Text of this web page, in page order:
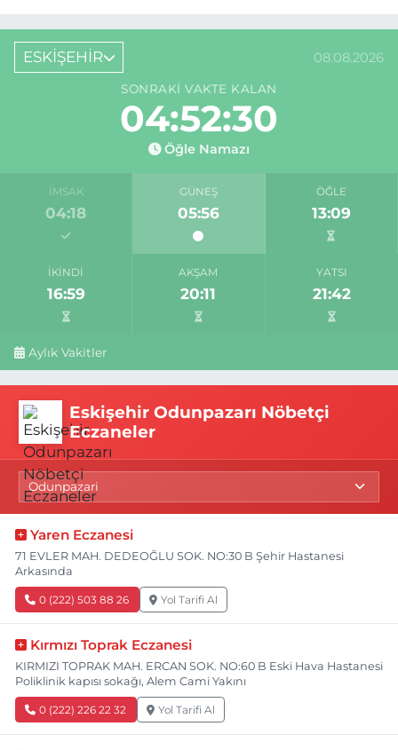
ESKİŞEHİR 08.08.2026
SONRAKI VAKTE KALAN
04:52:30
Öğle Namazı
İMSAK
04:18
GÜNEŞ
05:56
ÖĞLE
13:09
İKINDI
16:59
AKŞAM
20:11
YATSI
21:42
Aylık Vakitler
Eskişehir Odunpazarı Nöbetçi
Eczaneler
Yaren Eczanesi
71 EVLER MAH. DEDEOĞLU SOK. NO:30 B Şehir Hastanesi
Arkasında
0 (222) 503 88 26 Yol Tarifi Al
Kırmızı Toprak Eczanesi
KIRMIZI TOPRAK MAH. ERCAN SOK. NO:60 B Eski Hava Hastanesi
Poliklinik kapısı sokağı, Alem Cami Yakını
0 (222) 226 22 32 Yol Tarifi Al